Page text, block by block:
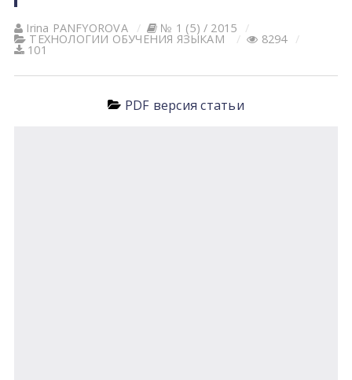
Irina PАNFYOROVА № 1 (5) / 2015
ТЕХНОЛОГИИ ОБУЧЕНИЯ ЯЗЫКАМ 8294
101
PDF версия статьи